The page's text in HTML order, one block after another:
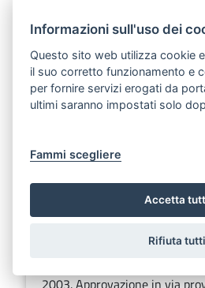
Sezione:Statuto, leggi e
Argomenti:Ambiente e territorio
Bollettino n° 68 del
SANITA' 27 maggio 2004, n.
D.P.R. 28 luglio 2000, n. 270.
2003. Approvazione in via
Informazioni sull'uso dei
Questo sito web utilizza cookie
il suo corretto funzionamento e
per fornire servizi erogati da
ultimi saranno impostati solo
Fammi scegliere
Accetta
Rifiuta tutti